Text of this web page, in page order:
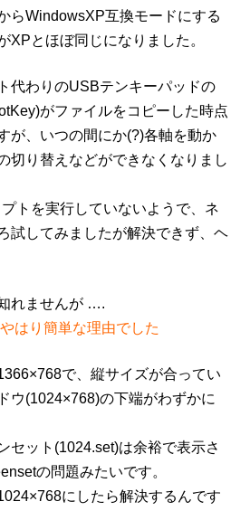
らWindowsXP互換モードにする
XPとほぼ同じになりました。
代わりのUSBテンキーパッドの
がファイルをコピーした時点
が、いつの間にか(?)各軸を動か
切り替えなどができなくなりまし
トを実行していないようで、ネ
試してみましたが解決できず 、ヘ
れませんが ….
はり簡単な理由でした
で、縦サイズが合ってい
ウ(1024×768)の下端がわずかに
セット(1024.set)は余裕で表示さ
の問題みたいです。
にしたら解決するんです